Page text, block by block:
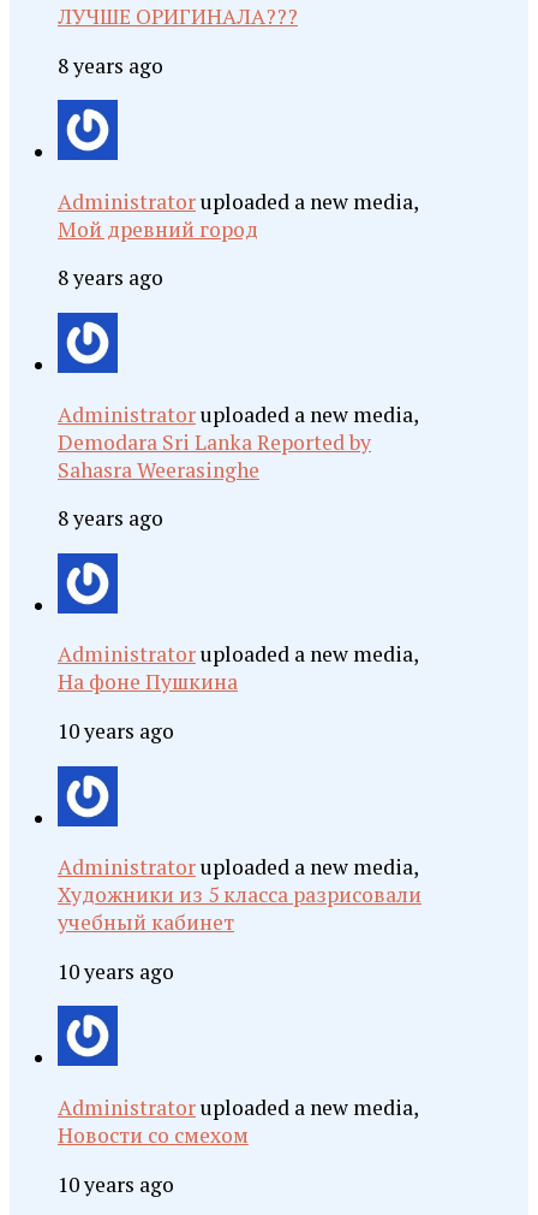
ЛУЧШЕ ОРИГИНАЛА???
8 years ago
Administratoruploaded a new media,
Мой древний город
8 years ago
Administratoruploaded a new media,
Demodara Sri Lanka Reported by
Sahasra Weerasinghe
8 years ago
Administratoruploaded a new media,
На фоне Пушкина
10 years ago
Administratoruploaded a new media,
Художники из 5 класса разрисовали
учебный кабинет
10 years ago
Administratoruploaded a new media,
Новости со смехом
10 years ago